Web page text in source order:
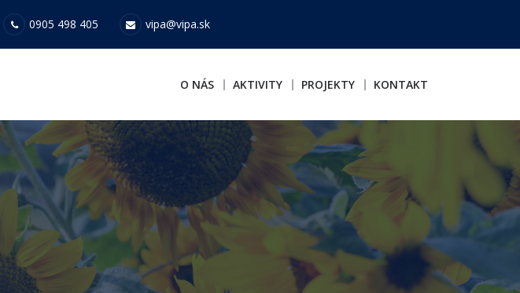
0905 498 405 vipa@vipa.sk
O NÁS AKTIVITY PROJEKTY KONTAKT